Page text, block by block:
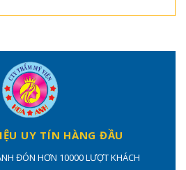
UY TÍN HÀNG ĐẦU
ĐÓN HƠN 10000 LƯỢT KHÁCH